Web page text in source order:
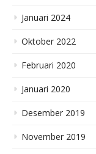
Januari 2024
Oktober 2022
Februari 2020
Januari 2020
Desember 2019
November 2019